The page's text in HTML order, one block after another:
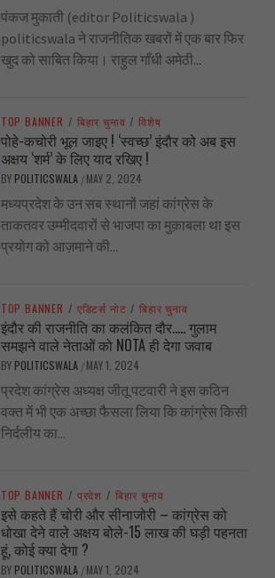
पंकज मुकाती (editor Politicswala )
politicswala ने राजनीतिक खबरों में एक बार फिर
खुद को साबित किया। राहुल गाँधी अमेठी...
TOP BANNER / बिहार चुनाव / विशेष
पोहे-कचोरी भूल जाइए ! ‘स्वच्छ’ इंदौर को अब इस
अक्षय ‘शर्म’ के लिए याद रखिए !
BY POLITICSWALA / MAY 2, 2024
मध्यप्रदेश के उन सब स्थानों जहां कांग्रेस के
ताकतवर उम्मीदवारों से भाजपा का मुक़ाबला था इस
प्रयोग को आज़माने की...
TOP BANNER / एडिटर्स नोट / बिहार चुनाव
इंदौर की राजनीति का कलंकित दौर….. गुलाम
समझने वाले नेताओं को NOTA ही देगा जवाब
BY POLITICSWALA / MAY 1, 2024
प्रदेश कांग्रेस अध्यक्ष जीतू पटवारी ने इस कठिन
वक्त में भी एक अच्छा फैसला लिया कि कांग्रेस किसी
निर्दलीय का...
TOP BANNER / प्रदेश / बिहार चुनाव
इसे कहते हैं चोरी और सीनाजोरी – कांग्रेस को
धोखा देने वाले अक्षय बोले-15 लाख की घड़ी पहनता
हूं, कोई क्या देगा ?
BY POLITICSWALA / MAY 1, 2024